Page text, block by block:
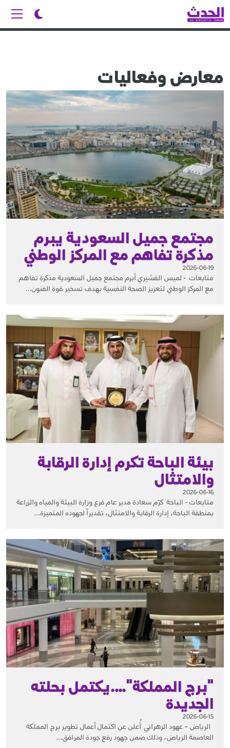
معارض وفعاليات
مجتمع جميل السعودية يبرم
مذكرة تفاهم مع المركز الوطني
2026-06-19
متابعات - لميس القشيري أبرم مجتمع جميل السعودية مذكرة تفاهم
مع المركز الوطني لتعزيز الصحة النفسية بهدف تسخير قوة الفنون...
بيئة الباحة تكرم إدارة الرقابة
والامتثال
2026-06-16
متابعات - الباحة كرّم سعادة مدير عام فرع وزارة البيئة والمياه والزراعة
بمنطقة الباحة، إدارة الرقابة والامتثال، تقديراً لجهوده المتميزة...
"برج المملكة"….يكتمل بحلته
الجديدة
2026-06-15
الرياض – عهود الزهراني أُعلن عن اكتمال أعمال تطوير برج المملكة
العاصمة الرياض، وذلك ضمن جهود رفع جودة المرافق...